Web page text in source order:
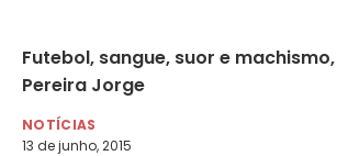
Futebol, sangue, suor e
Pereira Jorge
NOTÍCIAS
13 de junho, 2015